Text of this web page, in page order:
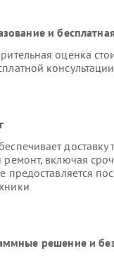
и
оценка
ремонт, включая
предоставляется
решение и